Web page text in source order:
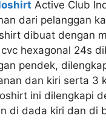
Active Club
dari pelanggan
dibuat dengan
hexagonal 24s
pendek,
dan kiri serta 3
ini dilengkapi
di dada kiri dan di